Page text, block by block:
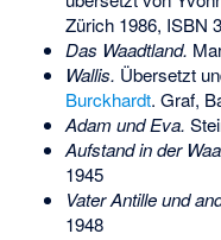
Zürich 1986, ISBN
Das Waadtland.
Wallis. Übersetzt
Burckhardt. Graf,
Adam und Eva.
Aufstand in der
1945
Vater Antille und
1948